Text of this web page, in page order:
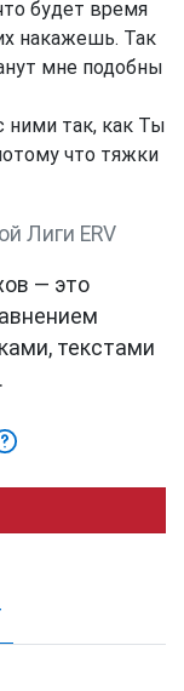
будет время
накажешь. Так
мне подобны
ними так, как Ты
что тяжки
Лиги ERV
— это
текстами